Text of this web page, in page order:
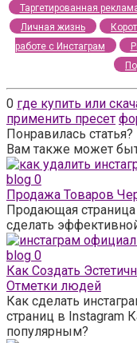
Таргетированная
Личная жизнь
работе с Инстаграм
0 где купить или
применить пресет
Понравилась
Вам также может
blog 0
Продажа Товаров
Продающая
сделать
blog 0
Как Создать
Отметки людей
Как сделать
страниц в Instagram
популярным?